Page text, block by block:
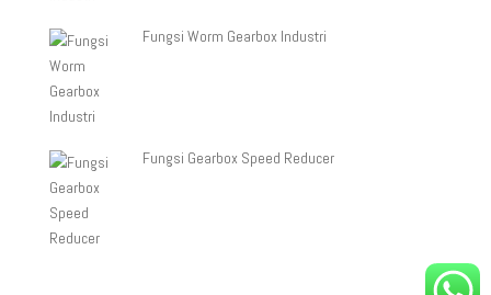
Fungsi Worm Gearbox Industri
Fungsi Gearbox Speed Reducer